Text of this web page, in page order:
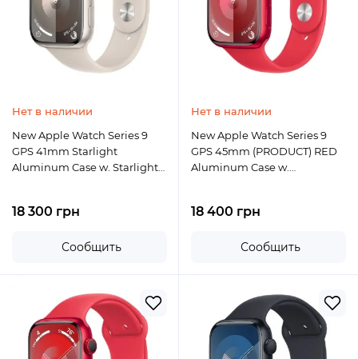
Нет в наличии
New Apple Watch Series 9
GPS 41mm Starlight
Aluminum Case w. Starlight
18 300 грн
Сообщить
Нет в наличии
New Apple Watch Series 9
GPS 45mm (PRODUCT) RED
Aluminum Case w.
18 400 грн
Сообщить